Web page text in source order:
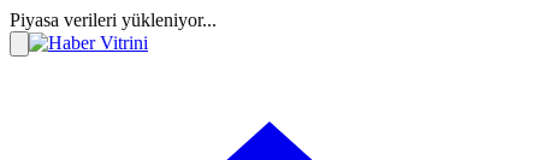
Piyasa verileri yükleniyor...